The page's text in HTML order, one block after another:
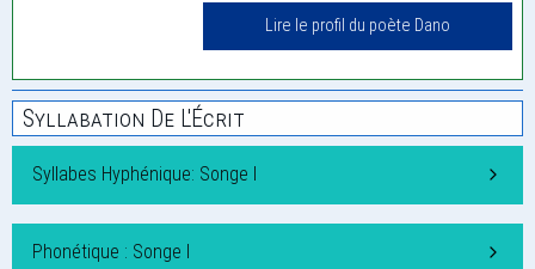
Lire le profil du poète Dano
Syllabation De L'Écrit
Syllabes Hyphénique: Songe I
Phonétique : Songe I